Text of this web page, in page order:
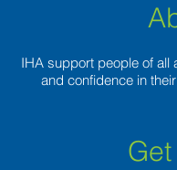
IHA support people of all
and confidence in